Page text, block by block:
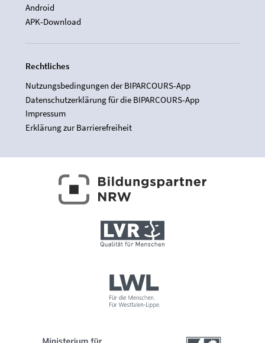
Android
APK-Download
Rechtliches
Nutzungsbedingungen der BIPARCOURS-App
Datenschutzerklärung für die BIPARCOURS-App
Impressum
Erklärung zur Barrierefreiheit